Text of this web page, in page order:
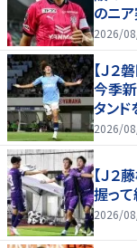
のニ
ぞ｣
2026/
【Ｊ
今季
タン
2026/
【Ｊ
握って
2026/